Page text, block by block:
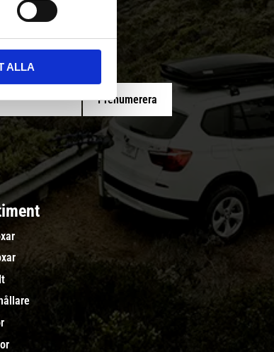
ALLA
Prenumerera